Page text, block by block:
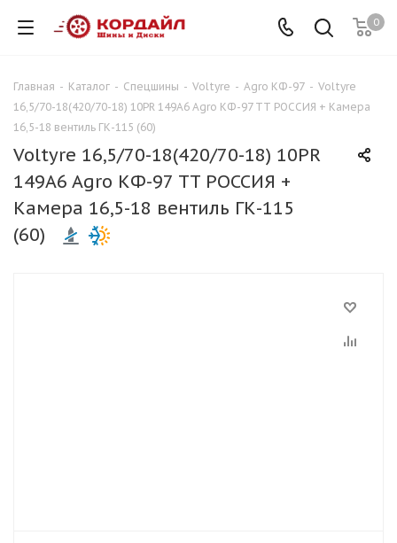
0
Главная - Каталог - Спецшины - Voltyre - Agro КФ-97 - Voltyre
16,5/70-18(420/70-18) 10PR 149A6 Agro КФ-97 TT РОССИЯ + Камера
16,5-18 вентиль ГК-115 (60)
Voltyre 16,5/70-18(420/70-18) 10PR
149A6 Agro КФ-97 TT РОССИЯ +
Камера 16,5-18 вентиль ГК-115
(60)